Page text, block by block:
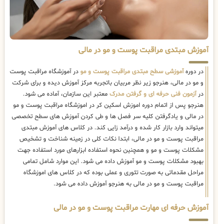
آموزش مبتدی مراقبت پوست و مو در مالی
در دورهآموزشی سطح مبتدی مراقبت پوست و مو در آموزشگاه مراقبت پوست
و مو در مالی، هنرجو زیر نظر مربیان باتجربه مرکز آموزش دیده و برای شرکت
درآزمون فنی حرفه ای و گرفتن مدرک معتبر این سازمان، آماده می شود.
هنرجو پس از اتمام دوره اموزش اسکین کر در اموزشگاه مراقبت پوست و مو
در مالی و یادگرفتن کلیه سر فصل ها و طی کردن آموزش های سطح تخصصی
میتواند وارد بازار کار شده و درآمد زایی کند. در کلاس های آموزش مبتدی
مراقبت پوست و مو در مالی، ابتدا نکات کلی در زمینه شناخت و تشخیص
مشکلات پوست و مو و همچنین نحوه استفاده ابزارهای مورد استفاده جهت
بهبود مشکلات پوست و مو آموزش داده می شود. این موارد شامل تمامی
مراحل مقدماتی به صورت تئوری و عملی بوده که در کلاس های اموزشگاه
مراقبت پوست و مو در مالی به هنرجو آموزش داده می شود.
آموزش حرفه ای مهارت مراقبت پوست و مو در مالی